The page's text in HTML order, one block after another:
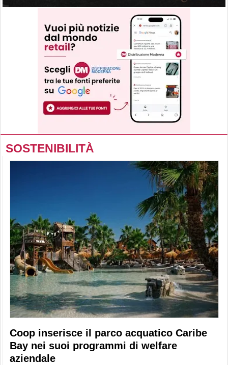
SOSTENIBILITÀ
Coop inserisce il parco acquatico Caribe
Bay nei suoi programmi di welfare
aziendale